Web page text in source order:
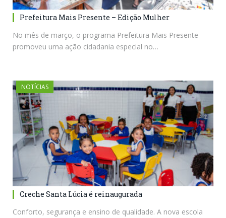
Prefeitura Mais Presente – Edição Mulher
No mês de março, o programa Prefeitura Mais Presente
promoveu uma ação cidadania especial no…
NOTÍCIAS
Creche Santa Lúcia é reinaugurada
Conforto, segurança e ensino de qualidade. A nova escola